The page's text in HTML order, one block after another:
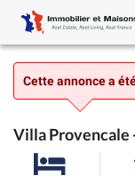
Cette annonce a
Villa Provencale